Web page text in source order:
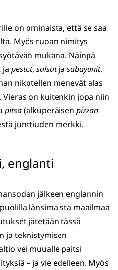
on ominaista, että se saa
Myös ruoan nimitys
mukana. Näinpä
ja pestot, salsatja sabayonit,
nikotellen menevät alas
. Vieras on kuitenkin jopa niin
pitsa(alkuperäisen pizzan
junttiuden merkki.
englanti
jälkeen englannin
länsimaista maailmaa
jätetään tässä
ja teknistymisen
vei muualle paitsi
– ja vie edelleen. Myös